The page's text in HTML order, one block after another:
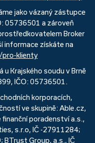
jako vázaný zástupce
05736501 a zároveň
Broker
informace získáte na
klienty
u Krajského soudu v Brně
IČO: 05736501.
korporacích,
ve skupině: Able.cz,
finanční poradenství a.s.,
s.r.o, IČ -27911284;
BTrust Group, a.s., IČ